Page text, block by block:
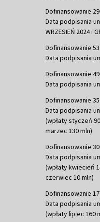
Dofinansowanie
Data podpisania
WRZESIEŃ 2024 i
Dofinansowanie
Data podpisania
Dofinansowanie 49
Data podpisania
Dofinansowanie
Data podpisania
(wpłaty styczeń
marzec 130 mln)
Dofinansowanie
Data podpisania
(wpłaty kwiecień
czerwiec 10 mln)
Dofinansowanie
Data podpisania
(wpłaty lipiec 160